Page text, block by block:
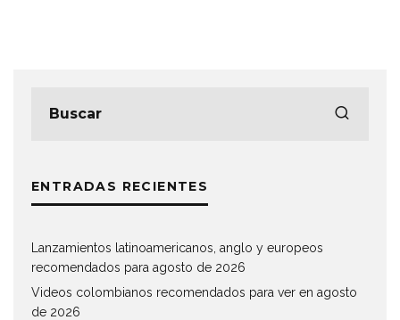
ENTRADAS RECIENTES
Lanzamientos latinoamericanos, anglo y europeos
recomendados para agosto de 2026
Videos colombianos recomendados para ver en agosto
de 2026